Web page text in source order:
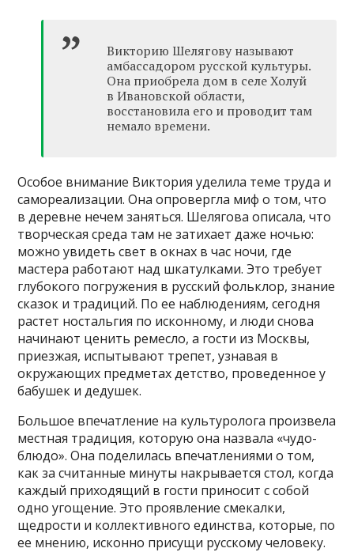
Викторию Шелягову называют
амбассадором русской культуры.
Она приобрела дом в селе Холуй
в Ивановской области,
восстановила его и проводит там
немало времени.
Особое внимание Виктория уделила теме труда и
самореализации. Она опровергла миф о том, что
в деревне нечем заняться. Шелягова описала, что
творческая среда там не затихает даже ночью:
можно увидеть свет в окнах в час ночи, где
мастера работают над шкатулками. Это требует
глубокого погружения в русский фольклор, знание
сказок и традиций. По ее наблюдениям, сегодня
растет ностальгия по исконному, и люди снова
начинают ценить ремесло, а гости из Москвы,
приезжая, испытывают трепет, узнавая в
окружающих предметах детство, проведенное у
бабушек и дедушек.
Большое впечатление на культуролога произвела
местная традиция, которую она назвала «чудо-
блюдо». Она поделилась впечатлениями о том,
как за считанные минуты накрывается стол, когда
каждый приходящий в гости приносит с собой
одно угощение. Это проявление смекалки,
щедрости и коллективного единства, которые, по
ее мнению, исконно присущи русскому человеку.